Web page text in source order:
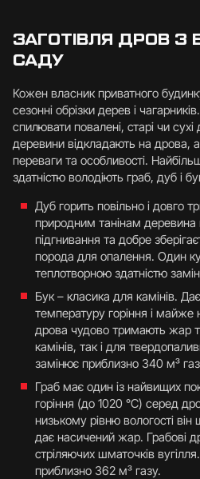
ЗАГОТІВЛЯ ДРОВ З
САДУ
Кожен власник приватного
сезонні обрізки дерев і
спилювати повалені, старі чи
деревини відкладають на дрова,
переваги та особливості.
здатністю володіють граб, дуб і
Дуб горить повільно і довго
природним танінам
підгнивання та добре
порода для опалення. Один
теплотворною здатністю
Бук – класика для камінів.
температуру горіння і майже
дрова чудово тримають жар
камінів, так і для
замінює приблизно 340 м³
Граб має один із найвищих
горіння (до 1020 °C) серед
низькому рівню вологості
дає насичений жар. Грабові
стріляючих шматочків
приблизно 362 м³ газу.